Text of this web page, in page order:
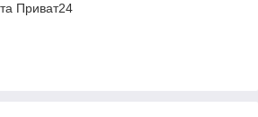
Приват24